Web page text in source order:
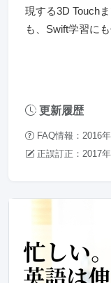
現する3D Touch
も、Swift学習に
更新履歴
FAQ情報：2016
正誤訂正：2017